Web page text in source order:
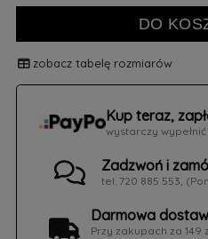
DO
zobacz tabelę rozmiarów
Kup teraz,
wystarczy
Zadzwoń i
tel. 720 885 553,
Darmowa
Przy zakupach za 149